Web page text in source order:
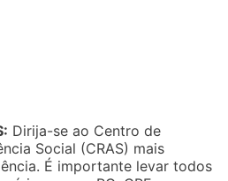
Dirija-se ao Centro de
Social (CRAS) mais
É importante levar todos